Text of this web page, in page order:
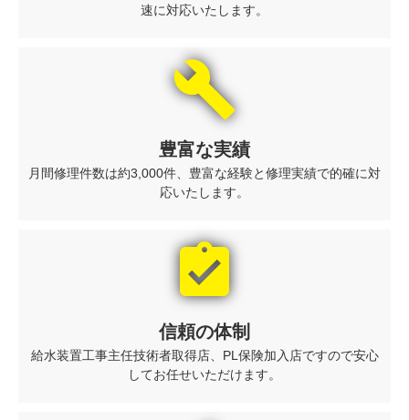
速に対応いたします。
build
豊富な実績
月間修理件数は約3,000件、豊富な経験と修理実績で的確に対
応いたします。
assignment_turned_in
信頼の体制
給水装置工事主任技術者取得店、PL保険加入店ですので安心
してお任せいただけます。